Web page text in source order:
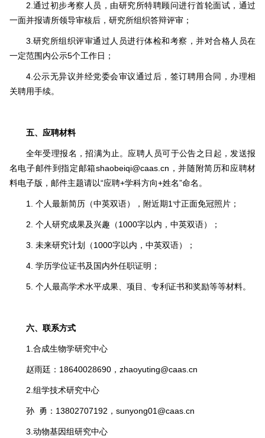
2.通过初步考察人员，由研究所特聘顾问进行首轮面试，通过
一面并报请所领导审核后，研究所组织答辩评审；
3.研究所组织评审通过人员进行体检和考察，并对合格人员在
一定范围内公示5个工作日；
4.公示无异议并经党委会审议通过后，签订聘用合同，办理相
关聘用手续。
五、应聘材料
全年受理报名，招满为止。应聘人员可于公告之日起，发送报
名电子邮件到指定邮箱shaobeiqi@caas.cn，并随附简历和应聘材
料电子版，邮件主题请以“应聘+学科方向+姓名”命名。
1. 个人最新简历（中英双语），附近期1寸正面免冠照片；
2. 个人研究成果及兴趣（1000字以内，中英双语）；
3. 未来研究计划（1000字以内，中英双语）；
4. 学历学位证书及国内外任职证明；
5. 个人最高学术水平成果、项目、专利证书和奖励等等材料。
六、联系方式
1.合成生物学研究中心
赵雨廷：18640028690，zhaoyuting@caas.cn
2.组学技术研究中心
孙 勇：13802707192，sunyong01@caas.cn
3.动物基因组研究中心